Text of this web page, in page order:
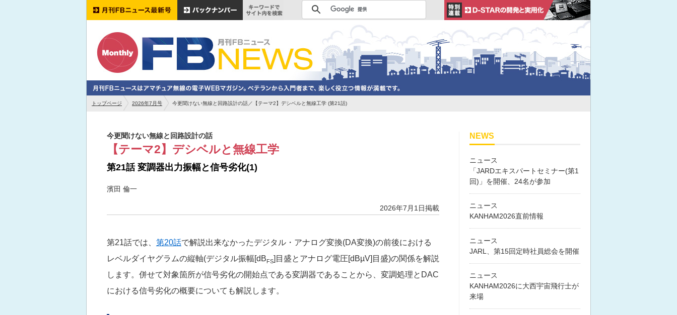
トップページ 2026年7月号 今更聞けない無線と回路設計の話／【テーマ2】デシベルと無線工学 (第21話)
今更聞けない無線と回路設計の話
【テーマ2】デシベルと無線工学
第21話 変調器出力振幅と信号劣化(1)
濱田 倫一
2026年7月1日掲載
第21話では、 第20話で解説出来なかったデジタル・アナログ変換(DA変換)の前後における
レベルダイヤグラムの縦軸(デジタル振幅[dB FS]目盛とアナログ電圧[dBµV]目盛)の関係を解説
します。併せて対象箇所が信号劣化の開始点である変調器であることから、変調処理とDAC
における信号劣化の概要についても解説します。
NEWS
ニュース
「JARDエキスパートセミナー(第1
回)」を開催、24名が参加
ニュース
KANHAM2026直前情報
ニュース
JARL、第15回定時社員総会を開催
ニュース
KANHAM2026に大西宇宙飛行士が
来場